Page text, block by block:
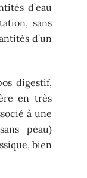
d’eau
sans
d’un
digestif,
en très
à une
peau)
bien